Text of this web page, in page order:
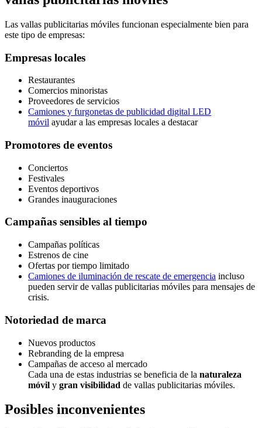
Las vallas publicitarias móviles funcionan especialmente bien para
este tipo de empresas:
Empresas locales
Restaurantes
Comercios minoristas
Proveedores de servicios
Camiones y furgonetas de publicidad digital LED
móvil ayudar a las empresas locales a destacar
Promotores de eventos
Conciertos
Festivales
Eventos deportivos
Grandes inauguraciones
Campañas sensibles al tiempo
Campañas políticas
Estrenos de cine
Ofertas por tiempo limitado
Camiones de iluminación de rescate de emergencia incluso
pueden servir de vallas publicitarias móviles para mensajes de
crisis.
Notoriedad de marca
Nuevos productos
Rebranding de la empresa
Campañas de acceso al mercado
Cada una de estas industrias se beneficia de la naturaleza
móvil y gran visibilidad de vallas publicitarias móviles.
Posibles inconvenientes